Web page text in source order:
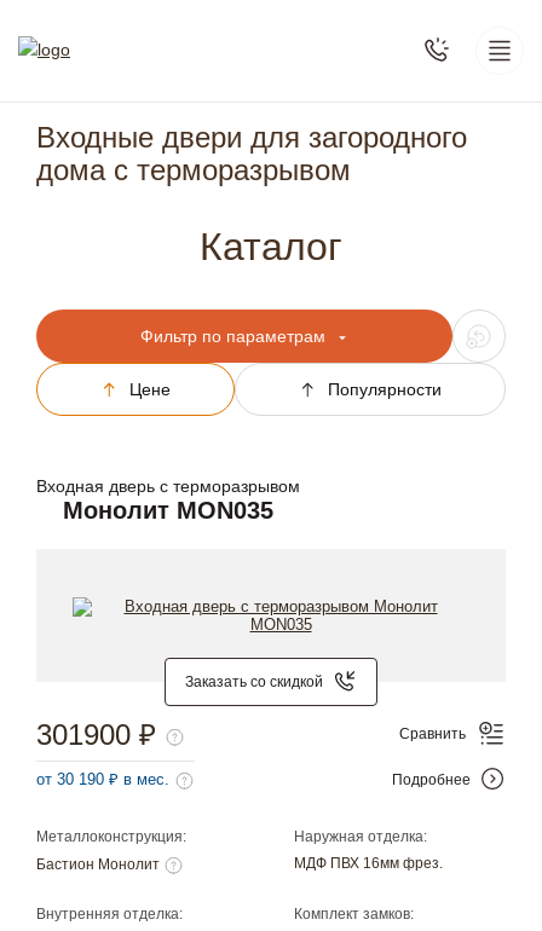
Входные двери для загородного
дома с терморазрывом
Каталог
Фильтр по параметрам
Цене Популярности
Входная дверь с терморазрывом
Монолит MON035
Заказать со скидкой
Металлоконструкция:
Бастион Монолит
Наружная отделка:
МДФ ПВХ 16мм фрез.
Внутренняя отделка:
Комплект замков:
301900 ₽
от 30 190 ₽ в мес.
Сравнить
Подробнее